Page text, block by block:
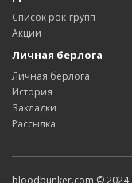
Список рок-групп
Акции
Личная берлога
Личная берлога
История
Закладки
Рассылка
bloodbunker.com © 2024